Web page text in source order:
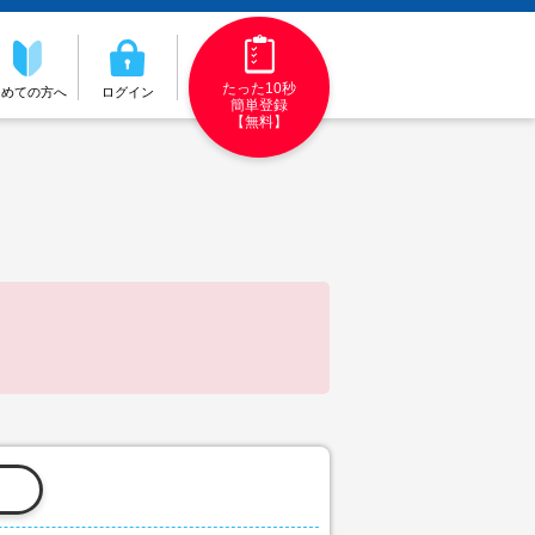
ての方へ ログイン
たった10秒
簡単登録
【無料】